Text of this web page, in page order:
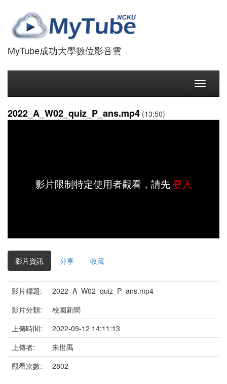
MyTube成功大學數位影音雲
Toggle
2022_A_W02_quiz_P_ans.mp4 (13:50)
影片限制特定使用者觀看，請先登入
影片資訊 分享 收藏
影片標題:
2022_A_W02_quiz_P_ans.mp4
影片分類:
校園新聞
上傳時間:
2022-09-12 14:11:13
上傳者:
朱世禹
觀看次數:
2802